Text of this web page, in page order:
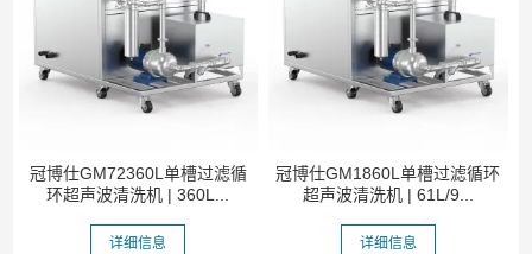
冠博仕GM72360L单槽过滤循
环超声波清洗机 | 360L...
详细信息
冠博仕GM1860L单槽过滤循环
超声波清洗机 | 61L/9...
详细信息